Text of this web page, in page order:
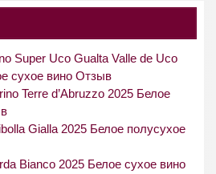
Super Uco Gualta Valle de Uco
сухое вино Отзыв
Terre d’Abruzzo 2025 Белое
Gialla 2025 Белое полусухое
Bianco 2025 Белое сухое вино